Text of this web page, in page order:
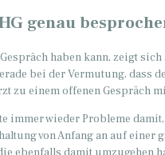
genau
haben kann, zeigt
bei der Vermutung,
zu einem offenen Gespräch
immer wieder Probleme
von Anfang an auf